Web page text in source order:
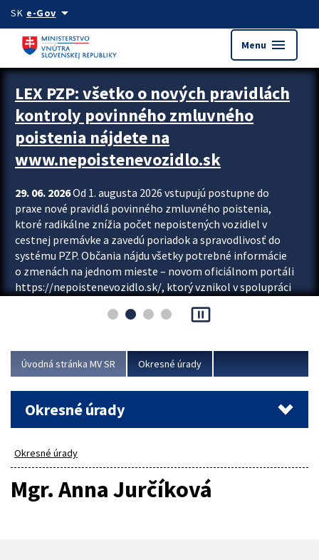
Preskocit na hlavný obsah
SK e-Govarrow_drop_down
Menu menu
Zastavit automatický posun upútavok
LEX PZP: všetko o nových pravidlách
kontroly povinného zmluvného
poistenia nájdete na
www.nepoistenevozidlo.sk
29. 06. 2026Od 1. augusta 2026 vstupujú postupne do
praxe nové pravidlá povinného zmluvného poistenia,
ktoré radikálne znížia počet nepoistených vozidiel v
cestnej premávke a zavedú poriadok a spravodlivosť do
systému PZP. Občania nájdu všetky potrebné informácie
o zmenách na jednom mieste – novom oficiálnom portáli
https://nepoistenevozidlo.sk/, ktorý vznikol v spolupráci
asociácie poisťovní (SLASPO) a Ministerstva vnútra SR.
Viac
pause_presentation
Úvodná stránka MV SR Okresné úrady
Okresné úrady
Okresné úrady
Mgr. Anna Jurčíková